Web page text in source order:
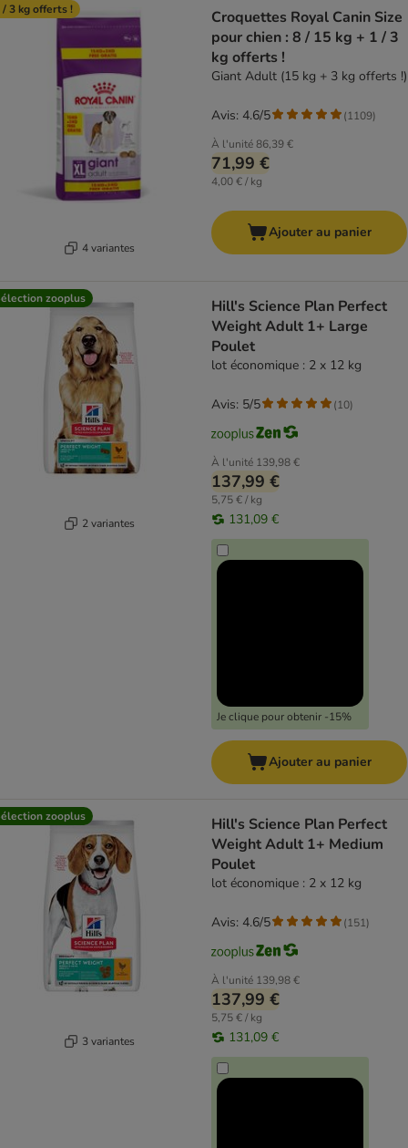
/ 3 kg offerts !
4 variantes
Croquettes Royal Canin Size
pour chien : 8 / 15 kg + 1 / 3
kg offerts !
Giant Adult (15 kg + 3 kg offerts !)
À l'unité86,39 €
71,99 €
4,00 € / kg
Avis: 4.6/5 (1109)
Ajouter au panier
zooplus
2 variantes
Hill's Science Plan Perfect
Weight Adult 1+ Large
Poulet
lot économique : 2 x 12 kg
À l'unité 139,98 €
137,99 €
5,75 € / kg
131,09 €
Je clique pour obtenir -15%
Avis: 5/5 (10)
Ajouter au panier
zooplus
3 variantes
Hill's Science Plan Perfect
Weight Adult 1+ Medium
Poulet
lot économique : 2 x 12 kg
À l'unité 139,98 €
137,99 €
5,75 € / kg
131,09 €
Avis: 4.6/5 (151)